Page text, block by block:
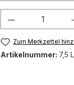
Produkt
Zum Merkzettel
Artikelnummer: 7,5